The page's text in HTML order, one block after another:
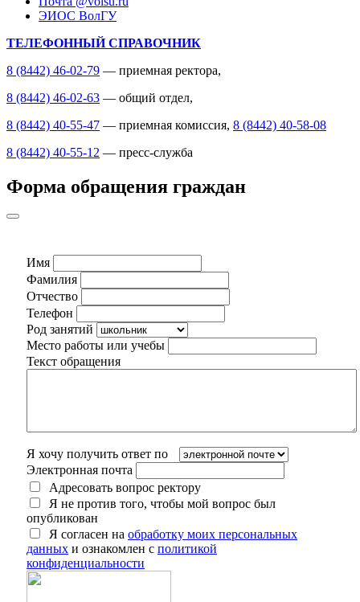
ЭИОС ВолГУ
ТЕЛЕФОННЫЙ СПРАВОЧНИК
8 (8442) 46-02-79 — приемная ректора,
8 (8442) 46-02-63 — общий отдел,
8 (8442) 40-55-47 — приемная комиссия, 8 (8442) 40-58-08
8 (8442) 40-55-12 — пресс-служба
Форма обращения граждан
Имя
Фамилия
Отчество
Телефон
Род занятий
Место работы или учебы
Текст обращения
Я хочу получить ответ по
Электронная почта
Адресовать вопрос ректору
Я не против того, чтобы мой вопрос был
опубликован
Я согласен на обработку моих персональных
данных и ознакомлен с политикой
конфиденциальности